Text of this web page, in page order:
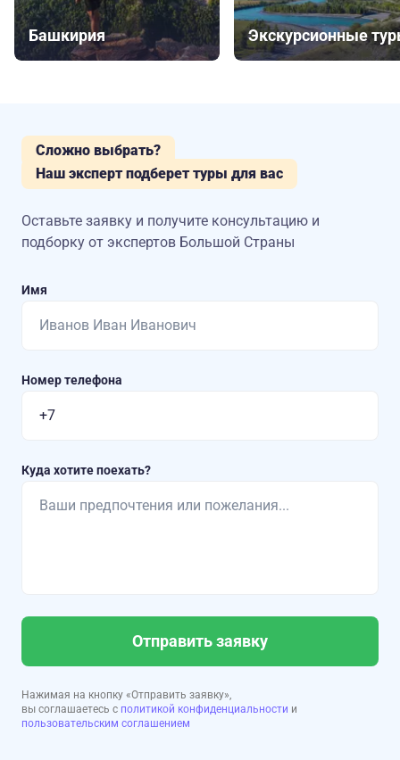
Башкирия Экскурсионные
Сложно выбрать?
Наш эксперт подберет туры для вас
Оставьте заявку и получите консультацию и
подборку от экспертов Большой Страны
Имя
Номер телефона
Куда хотите поехать?
Отправить заявку
Нажимая на кнопку «Отправить заявку»,
вы соглашаетесь с политикой конфиденциальности и
пользовательским соглашением